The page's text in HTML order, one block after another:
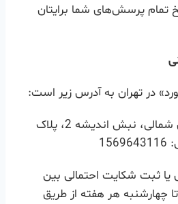
تمام پرسش‌های شما برایتان
در تهران به آدرس زیر است:
تهران، خیابان سهروردی شمالی، نبش اندیشه 2، پلاک
یا ثبت شکایت احتمالی بین
18 شنبه تا چهارشنبه هر هفته از طریق